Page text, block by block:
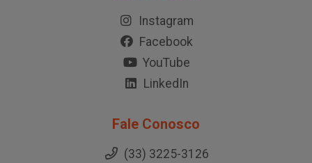
Instagram
Facebook
YouTube
LinkedIn
Fale Conosco
(33) 3225-3126